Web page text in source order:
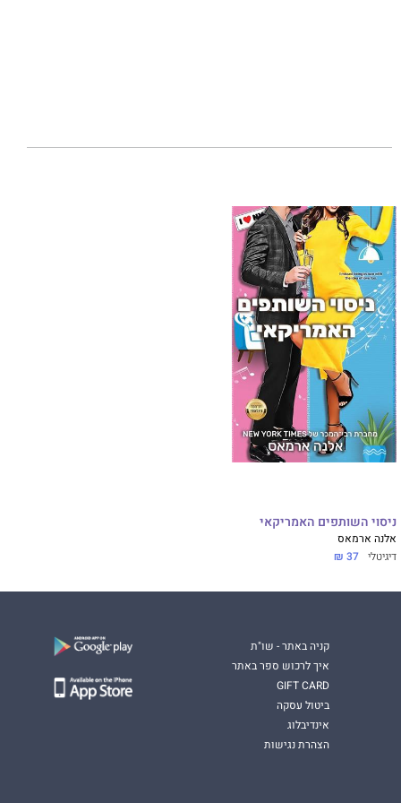
ניסוי השותפים האמריקאי
אלנה ארמאס
דיגיטלי 37 ₪
קניה באתר - שו"ת
איך לרכוש ספר באתר
GIFT CARD
ביטול עסקה
אינדיבלוג
הצהרת נגישות